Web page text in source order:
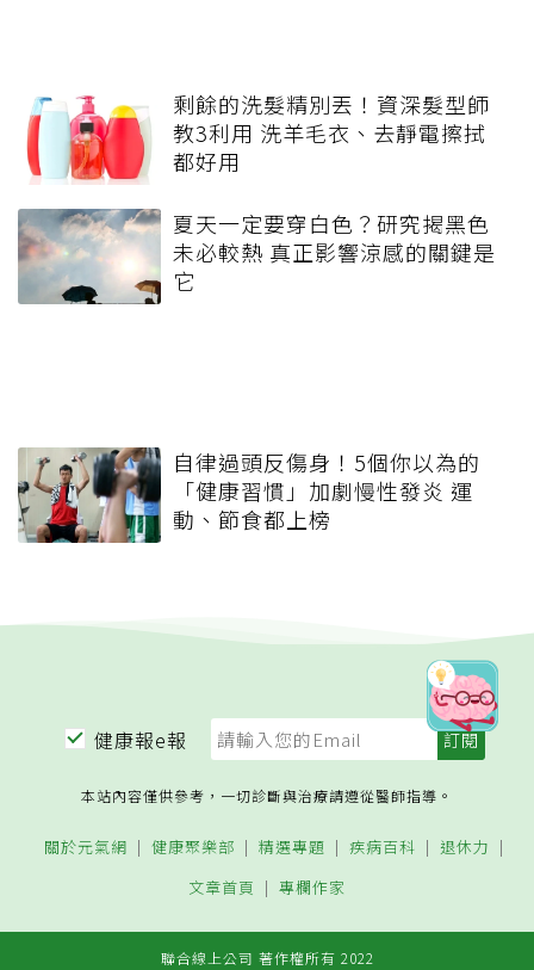
剩餘的洗髮精別丟！資深髮型師
教3利用 洗羊毛衣、去靜電擦拭
都好用
夏天一定要穿白色？研究揭黑色
未必較熱 真正影響涼感的關鍵是
它
自律過頭反傷身！5個你以為的
「健康習慣」加劇慢性發炎 運
動、節食都上榜
健康報e報
本站內容僅供參考，一切診斷與治療請遵從醫師指導。
關於元氣網 健康聚樂部 精選專題 疾病百科
退休力
文章首頁
專欄作家
聯合線上公司 著作權所有 2022